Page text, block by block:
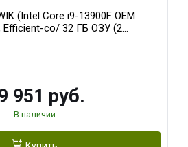
(Intel Core i9-13900F OEM
Efficient-co/ 32 ГБ ОЗУ (2
AERO OC 16GB GDDR7
951 руб.
В наличии